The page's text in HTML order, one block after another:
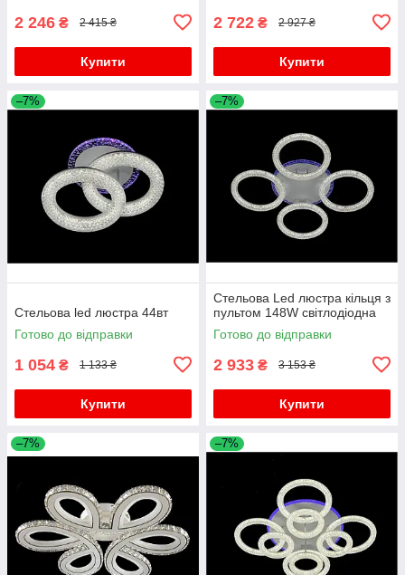
2 246 ₴ 2 415 ₴
Купити
2 722 ₴ 2 927 ₴
Купити
–7%
Стельова led люстра 44вт
Готово до відправки
1 054 ₴ 1 133 ₴
Купити
–7%
Стельова Led люстра кільця з
пультом 148W світлодіодна
Готово до відправки
2 933 ₴ 3 153 ₴
Купити
–7% –7%